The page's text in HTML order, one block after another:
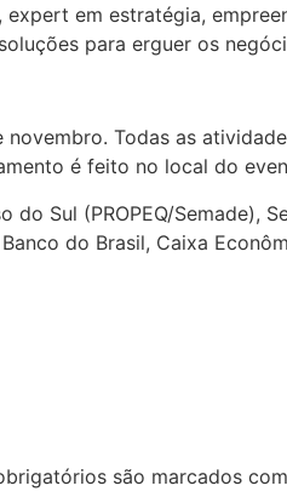
em estratégia,
para erguer os
Todas as
é feito no local do
Sul (PROPEQ/Semade),
do Brasil, Caixa
são marcados com